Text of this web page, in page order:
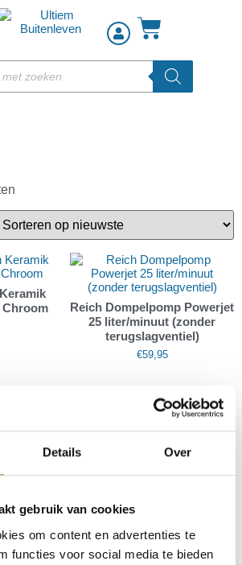
Details Over
gebruik van cookies
om content en advertenties te
functies voor social media te bieden
Chroom
Reich Dompelpomp Powerjet
25 liter/minuut (zonder
terugslagventiel)
€59,95
E5
geen product bekeken.